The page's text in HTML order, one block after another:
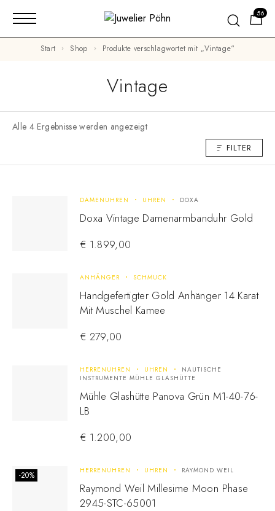
56
Start Shop Produkte verschlagwortet mit „Vintage“
Vintage
Alle 4 Ergebnisse werden angezeigt
FILTER
DAMENUHREN UHREN DOXA
Doxa Vintage Damenarmbanduhr Gold
€ 1.899,00
ANHÄNGER SCHMUCK
Handgefertigter Gold Anhänger 14 Karat
Mit Muschel Kamee
€ 279,00
HERRENUHREN UHREN
NAUTISCHE
INSTRUMENTE MÜHLE GLASHÜTTE
Mühle Glashütte Panova Grün M1-40-76-
LB
€ 1.200,00
-20% HERRENUHREN UHREN RAYMOND WEIL
Raymond Weil Millesime Moon Phase
2945-STC-65001